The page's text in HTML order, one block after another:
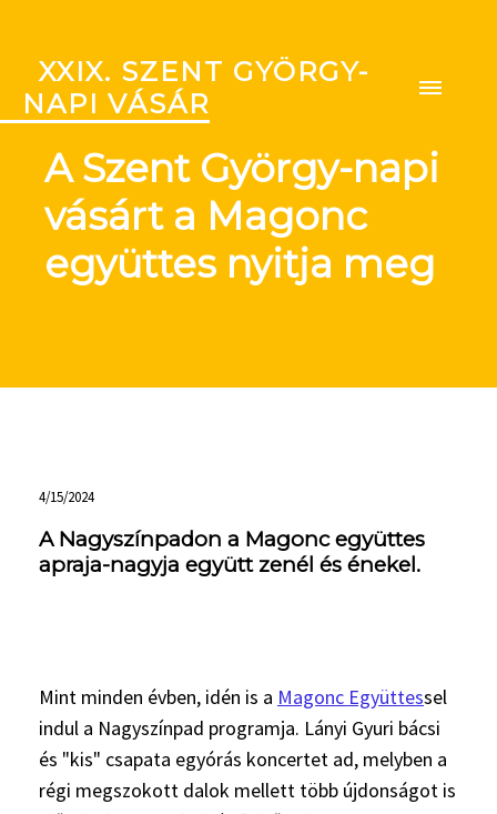
XXIX. SZENT GYÖRGY-
NAPI VÁSÁR
A Szent György-napi
vásárt a Magonc
együttes nyitja meg
4/15/2024
A Nagyszínpadon a Magonc együttes
apraja-nagyja együtt zenél és énekel.
Mint minden évben, idén is a Magonc Együttessel
indul a Nagyszínpad programja. Lányi Gyuri bácsi
és "kis" csapata egyórás koncertet ad, melyben a
régi megszokott dalok mellett több újdonságot is